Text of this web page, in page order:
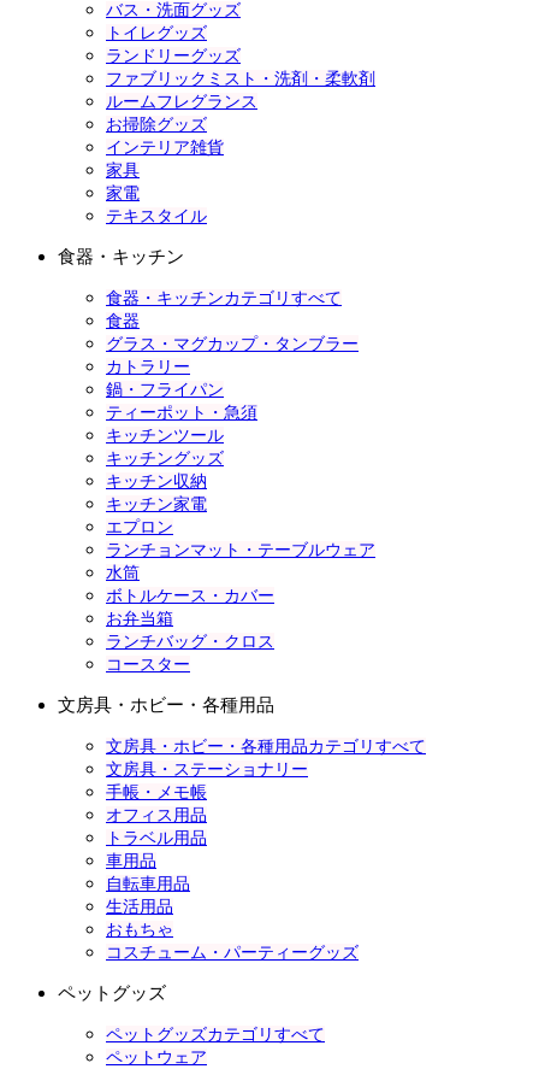
バス・洗面グッズ
トイレグッズ
ランドリーグッズ
ファブリックミスト・洗剤・柔軟剤
ルームフレグランス
お掃除グッズ
インテリア雑貨
家具
家電
テキスタイル
食器・キッチン
食器・キッチンカテゴリすべて
食器
グラス・マグカップ・タンブラー
カトラリー
鍋・フライパン
ティーポット・急須
キッチンツール
キッチングッズ
キッチン収納
キッチン家電
エプロン
ランチョンマット・テーブルウェア
水筒
ボトルケース・カバー
お弁当箱
ランチバッグ・クロス
コースター
文房具・ホビー・各種用品
文房具・ホビー・各種用品カテゴリすべて
文房具・ステーショナリー
手帳・メモ帳
オフィス用品
トラベル用品
車用品
自転車用品
生活用品
おもちゃ
コスチューム・パーティーグッズ
ペットグッズ
ペットグッズカテゴリすべて
ペットウェア